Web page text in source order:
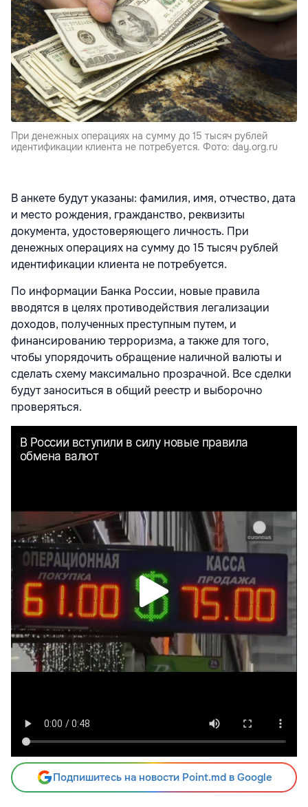
При денежных операциях на сумму до 15 тысяч рублей
идентификации клиента не потребуется. Фото: day.org.ru
В анкете будут указаны: фамилия, имя, отчество, дата
и место рождения, гражданство, реквизиты
документа, удостоверяющего личность. При
денежных операциях на сумму до 15 тысяч рублей
идентификации клиента не потребуется.
По информации Банка России, новые правила
вводятся в целях противодействия легализации
доходов, полученных преступным путем, и
финансированию терроризма, а также для того,
чтобы упорядочить обращение наличной валюты и
сделать схему максимально прозрачной. Все сделки
будут заноситься в общий реестр и выборочно
проверяться.
Подпишитесь на новости Point.md в Google